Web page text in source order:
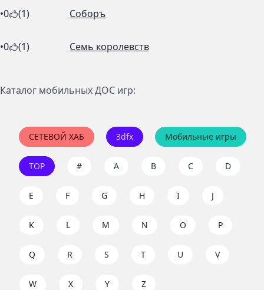
•0 (1) Соборъ
•0 (1) Семь королевств
Каталог мобильных ДОС игр:
СЕТЕВОЙ ХАБ 3dfx Мобильные игры
TOP # A B C D
E F G H I J
K L M N O P
Q R S T U V
W X Y Z